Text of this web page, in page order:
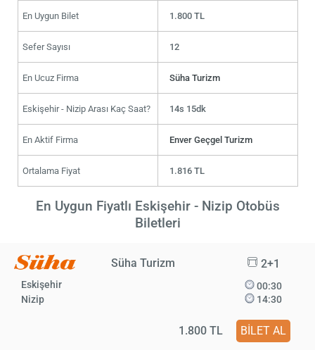
En Uygun Bilet 1.800 TL
Sefer Sayısı 12
En Ucuz Firma Süha Turizm
Eskişehir - Nizip Arası Kaç Saat? 14s 15dk
En Aktif Firma Enver Geçgel Turizm
Ortalama Fiyat 1.816 TL
En Uygun Fiyatlı Eskişehir - Nizip Otobüs
Biletleri
Süha Turizm 2+1
Eskişehir
Nizip
00:30
14:30
1.800 TL BİLET AL